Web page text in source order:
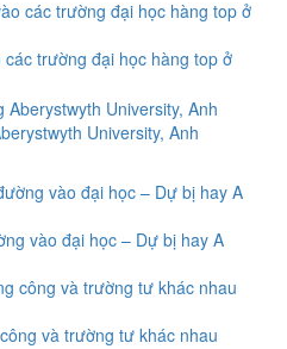
các trường đại học hàng top ở
University, Anh
vào đại học – Dự bị hay A
và trường tư khác nhau